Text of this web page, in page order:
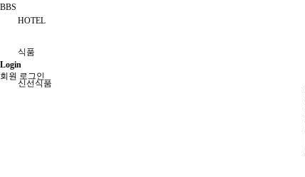
HOTEL
식품
신선식품
BBS
Login
회원 로그인